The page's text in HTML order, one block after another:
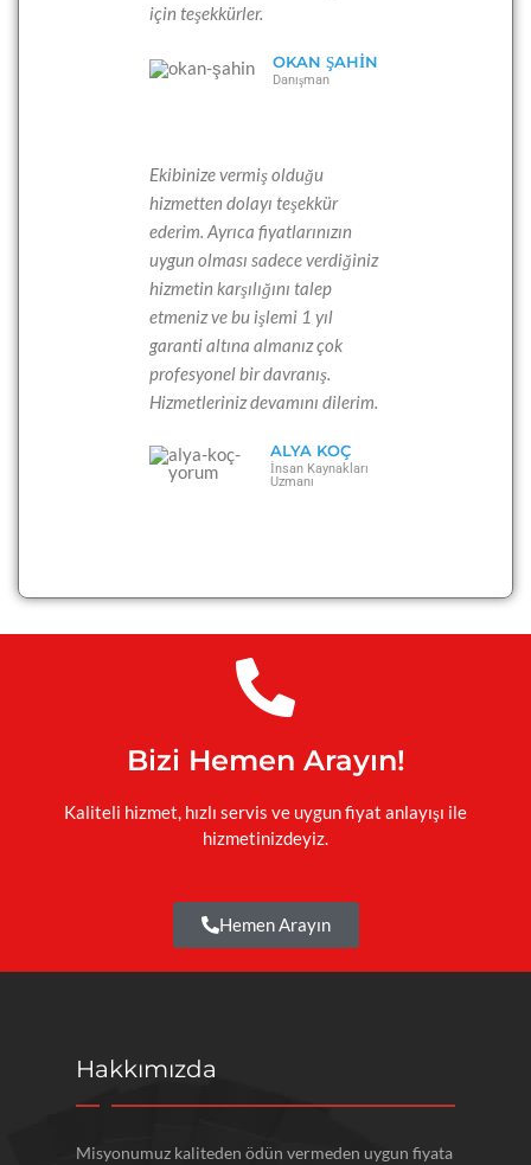
için teşekkürler.
OKAN ŞAHIN
Danışman
Ekibinize vermiş olduğu
hizmetten dolayı teşekkür
ederim. Ayrıca fiyatlarınızın
uygun olması sadece verdiğiniz
hizmetin karşılığını talep
etmeniz ve bu işlemi 1 yıl
garanti altına almanız çok
profesyonel bir davranış.
Hizmetleriniz devamını dilerim.
ALYA KOÇ
İnsan Kaynakları
Uzmanı
Bizi Hemen Arayın!
Kaliteli hizmet, hızlı servis ve uygun fiyat anlayışı ile
hizmetinizdeyiz.
Hemen Arayın
Hakkımızda
Misyonumuz kaliteden ödün vermeden uygun fiyata